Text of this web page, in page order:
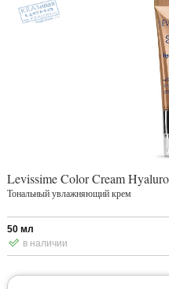
Levissime Color Cream
Тональный увлажняющий крем
50 мл
в наличии